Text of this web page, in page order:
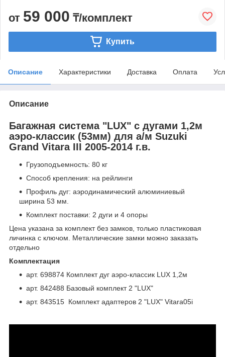
от 59 000 ₸/комплект
Купить
Описание Характеристики Доставка Оплата
Описание
Багажная система "LUX" с дугами 1,2м
аэро-классик (53мм) для а/м Suzuki
Grand Vitara III 2005-2014 г.в.
Грузоподъемность: 80 кг
Способ крепления: на рейлинги
Профиль дуг: аэродинамический алюминиевый
ширина 53 мм.
Комплект поставки: 2 дуги и 4 опоры
Цена указана за комплект без замков, только пластиковая
личинка с ключом. Металлические замки можно заказать
отдельно
Комплектация
арт. 698874 Комплект дуг аэро-классик LUX 1,2м
арт. 842488 Базовый комплект 2 "LUX"
арт. 843515 Комплект адаптеров 2 "LUX" Vitara05i